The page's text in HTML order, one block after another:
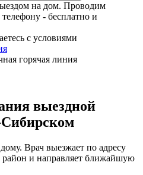
на дом. Проводим
- бесплатно и
с условиями
горячая линия
выездной
Врач выезжает по адресу
район и направляет ближайшую